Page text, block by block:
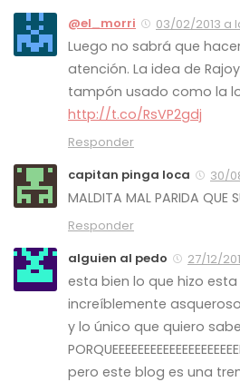
@el_morri
03/02/2013 a
Luego no sabrá que
atención. La idea de
tampón usado como la
http://t.co/RsVP2gdj
Responder
capitan pinga loca
30/
MALDITA MAL PARIDA QUE
Responder
alguien al pedo
27/12/
esta bien lo que hizo
increíblemente asqueroso
y lo único que quiero
pero este blog es una